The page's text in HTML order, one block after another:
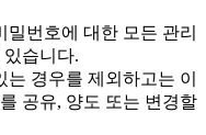
번호에 대한 모든 관리
습니다.
경우를 제외하고는 이
공유, 양도 또는 변경할